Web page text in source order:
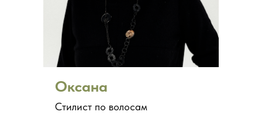
Оксана
Стилист по волосам